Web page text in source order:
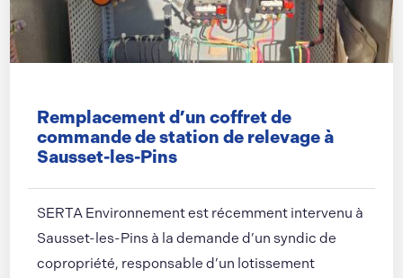
Remplacement d’un coffret de
commande de station de relevage à
Sausset-les-Pins
SERTA Environnement est récemment intervenu à
Sausset-les-Pins à la demande d’un syndic de
copropriété, responsable d’un lotissement